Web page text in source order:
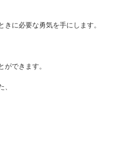
に必要な勇気を手にします。
ができます。